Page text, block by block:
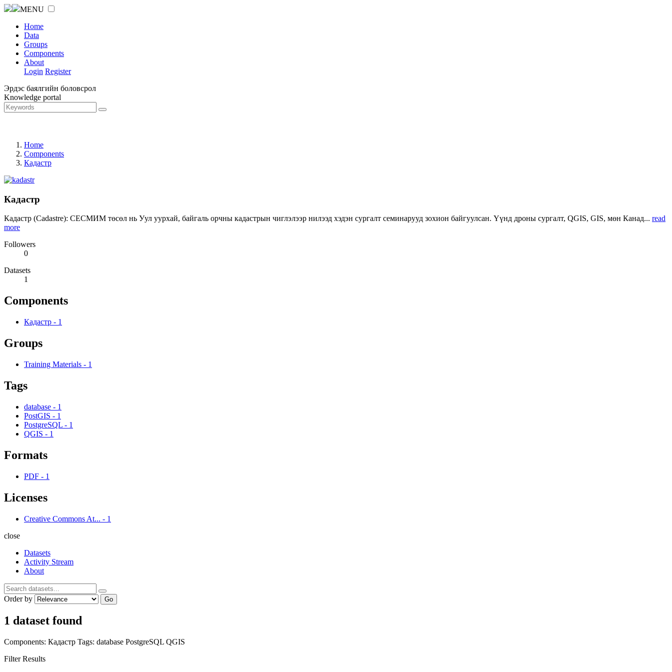
MENU
Home
Data
Groups
Components
About
Login Register
Эрдэс баялгийн боловсрол
Knowledge portal
Home
Components
Кадастр
Кадастр
Кадастр (Cadastre): СЕСМИМ төсөл нь Уул уурхай, байгаль орчны кадастрын чиглэлээр нилээд хэдэн сургалт семинарууд зохион байгуулсан. Үүнд дроны сургалт, QGIS, GIS, мөн Канад... read
more
Followers
0
Datasets
1
Components
Кадастр - 1
Groups
Training Materials - 1
Tags
database - 1
PostGIS - 1
PostgreSQL - 1
QGIS - 1
Formats
PDF - 1
Licenses
Creative Commons At... - 1
close
Datasets
Activity Stream
About
Order by Go
1 dataset found
Components: Кадастр Tags: database PostgreSQL QGIS
Filter Results